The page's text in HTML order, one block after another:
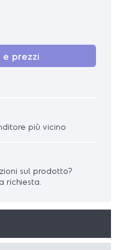
e prezzi
più vicino
sul prodotto?
richiesta.